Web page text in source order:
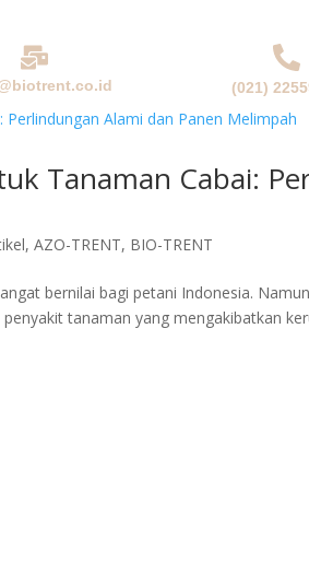
(021)
Tanaman Cabai:
,AZO-TRENT, BIO-TRENT
bernilai bagi petani Indonesia.
tanaman yang mengakibatkan